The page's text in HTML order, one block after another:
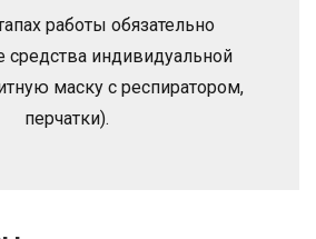
работы обязательно
средства индивидуальной
маску с респиратором,
перчатки).